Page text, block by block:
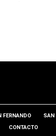
FERNANDO SAN
CONTACTO